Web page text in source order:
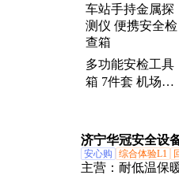
多功能安检工具
箱 7件套 机场车
箱
济宁华冠安全设
安心购 综合体验L1
主营： 耐低温保